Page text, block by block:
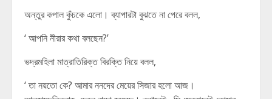
অন্তুর কপাল কুঁচকে এলো। ব্যাপারটা বুঝতে না পেরে বলল,
‘ আপনি নীরার কথা বলছেন?’
ভদ্রমহিলা মাত্রাতিরিক্ত বিরক্তি নিয়ে বলল,
‘ তা নয়তো কে? আমার ননদের মেয়ের সিজার হলো আজ।